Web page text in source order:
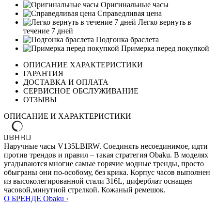
Оригинальные часы
Справедливая цена
Легко вернуть в
течение 7 дней
Подгонка браслета
Примерка перед покупкой
ОПИСАНИЕ ХАРАКТЕРИСТИКИ
ГАРАНТИЯ
ДОСТАВКА И ОПЛАТА
СЕРВИСНОЕ ОБСЛУЖИВАНИЕ
ОТЗЫВЫ
ОПИСАНИЕ И ХАРАКТЕРИСТИКИ
Наручные часы V135LBIRW. Соединять несоединимое, идти
против трендов и правил – такая стратегия Obaku. В моделях
угадываются многие самые горячие модные тренды, просто
обыграны они по-особому, без крика. Корпус часов выполнен
из высоколегированной стали 316L, циферблат оснащен
часовой,минутной стрелкой. Кожаный ремешок.
О БРЕНДЕ Obaku ›